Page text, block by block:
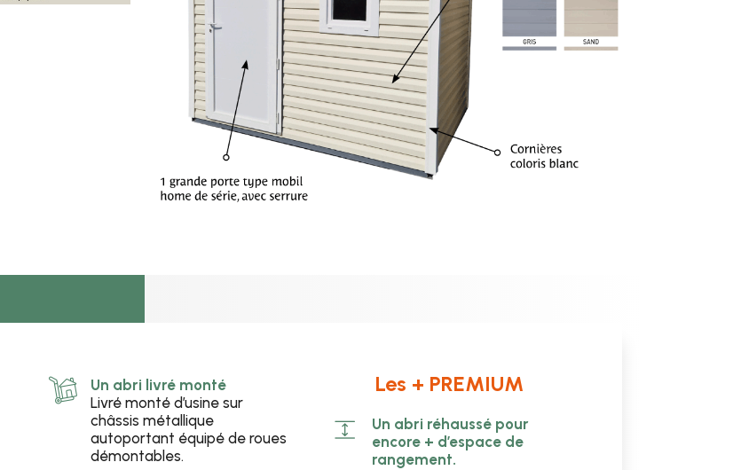
Un abri livré monté
Livré monté d’usine sur
châssis métallique
autoportant équipé de roues
démontables.
Les + PREMIUM
Un abri réhaussé pour
encore + d’espace de
rangement.